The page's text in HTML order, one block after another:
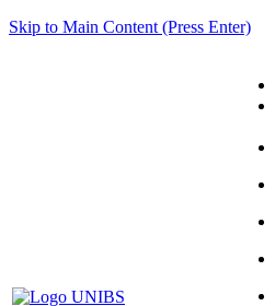
Skip to Main Content (Press Enter)